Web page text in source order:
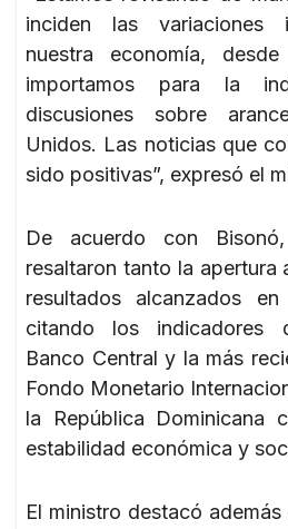
inciden las variaciones
nuestra economía,
importamos para la
discusiones sobre
Unidos. Las noticias que
sido positivas”, expresó el
De acuerdo con
resaltaron tanto la apertura
resultados alcanzados
citando los indicadores
Banco Central y la más
Fondo Monetario
la República Dominicana
estabilidad económica y
El ministro destacó